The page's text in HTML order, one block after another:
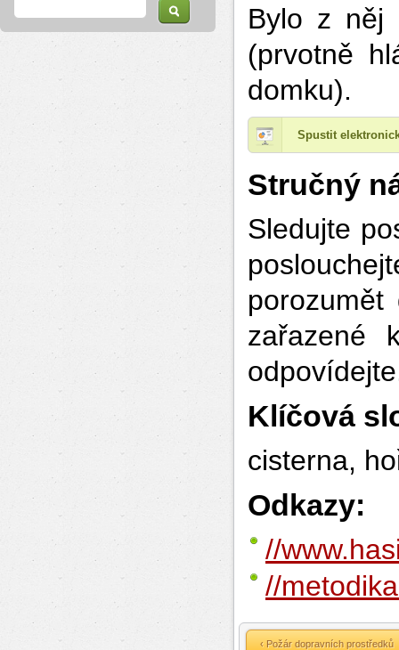
Bylo z něj
(prvotně
domku).
Spustit
Stručný
Sledujte
zařazené
Klíčová
cisterna,
//
//
‹ Požár dopravních prostředků